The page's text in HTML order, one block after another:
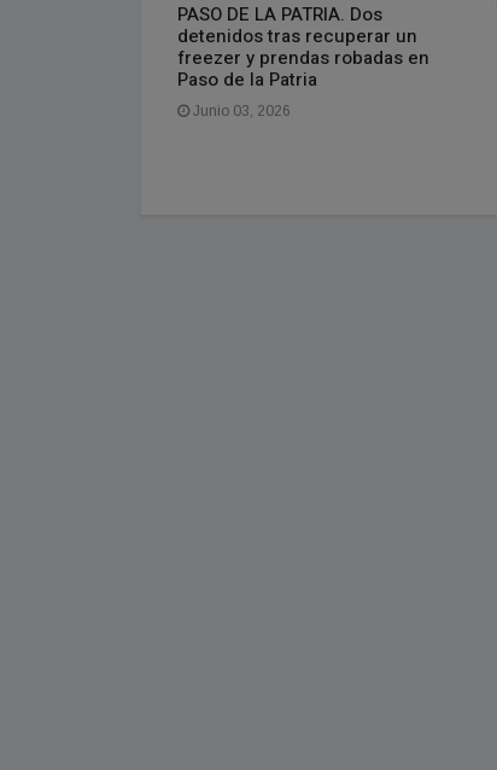
PASO DE LA PATRIA. Dos
detenidos tras recuperar un
freezer y prendas robadas en
Paso de la Patria
Junio 03, 2026